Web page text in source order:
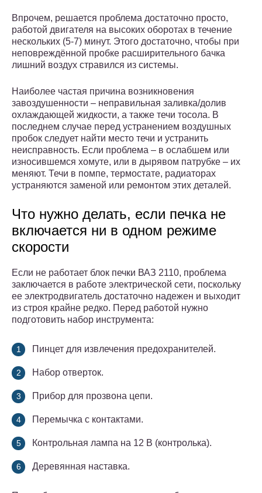
Впрочем, решается проблема достаточно просто,
работой двигателя на высоких оборотах в течение
нескольких (5-7) минут. Этого достаточно, чтобы при
неповреждённой пробке расширительного бачка
лишний воздух стравился из системы.
Наиболее частая причина возникновения
завоздушенности – неправильная заливка/долив
охлаждающей жидкости, а также течи тосола. В
последнем случае перед устранением воздушных
пробок следует найти место течи и устранить
неисправность. Если проблема – в ослабшем или
износившемся хомуте, или в дырявом патрубке – их
меняют. Течи в помпе, термостате, радиаторах
устраняются заменой или ремонтом этих деталей.
Что нужно делать, если печка не
включается ни в одном режиме
скорости
Если не работает блок печки ВАЗ 2110, проблема
заключается в работе электрической сети, поскольку
ее электродвигатель достаточно надежен и выходит
из строя крайне редко. Перед работой нужно
подготовить набор инструмента:
Пинцет для извлечения предохранителей.
Набор отверток.
Прибор для прозвона цепи.
Перемычка с контактами.
Контрольная лампа на 12 В (контролька).
Деревянная наставка.